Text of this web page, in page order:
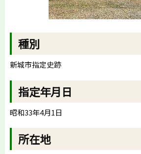
種別
新城市指定史跡
指定年月日
昭和33年4月1日
所在地